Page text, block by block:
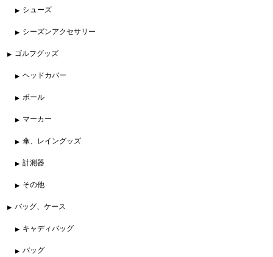
シューズ
シーズンアクセサリー
ゴルフグッズ
ヘッドカバー
ボール
マーカー
傘、レイングッズ
計測器
その他
バッグ、ケース
キャディバッグ
バッグ